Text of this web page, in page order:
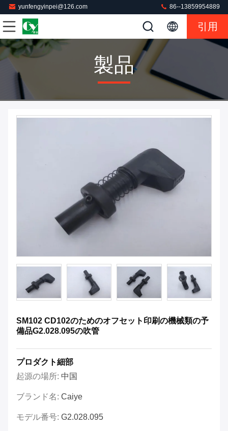
yunfengyinpei@126.com 86--13859954889
引用
製品
SM102 CD102のためのオフセット印刷の機械類の予
備品G2.028.095の吹管
プロダクト細部
起源の場所: 中国
ブランド名: Caiye
モデル番号: G2.028.095